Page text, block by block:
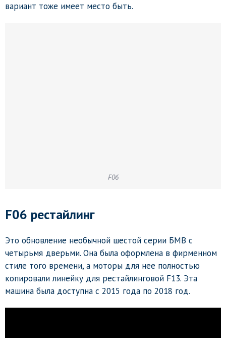
вариант тоже имеет место быть.
F06
F06 рестайлинг
Это обновление необычной шестой серии БМВ с
четырьмя дверьми. Она была оформлена в фирменном
стиле того времени, а моторы для нее полностью
копировали линейку для рестайлинговой F13. Эта
машина была доступна с 2015 года по 2018 год.